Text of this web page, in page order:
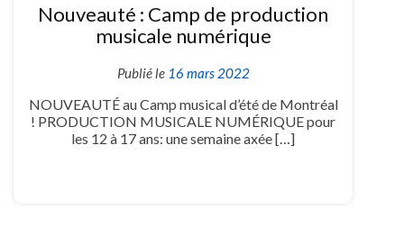
Nouveauté : Camp de production
musicale numérique
Publié le 16 mars 2022
NOUVEAUTÉ au Camp musical d’été de Montréal
! PRODUCTION MUSICALE NUMÉRIQUE pour
les 12 à 17 ans: une semaine axée […]